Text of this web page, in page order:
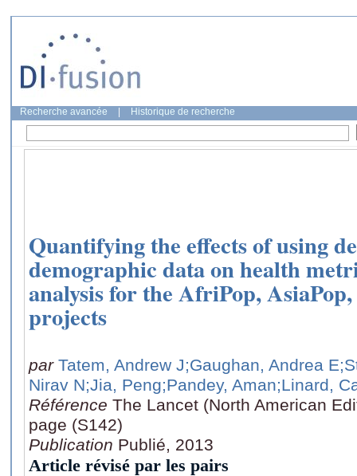
Recherche avancée Historique de recherche
Quantifying the effects of using
demographic data on health
analysis for the AfriPop,
projects
par Tatem, Andrew J;Gaughan, Andrea E
Nirav N;Jia, Peng;Pandey, Aman;Linard,
Référence The Lancet (North American
page (S142)
Publication Publié, 2013
Article révisé par les pairs